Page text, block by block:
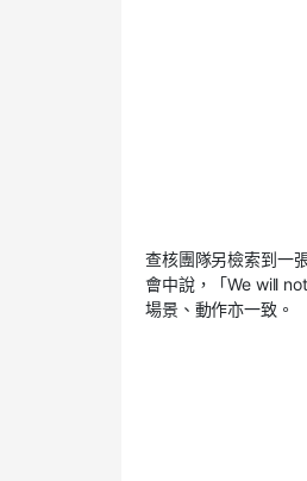
查核團隊另檢索到一
會中說，「We will
場景、動作亦一致。